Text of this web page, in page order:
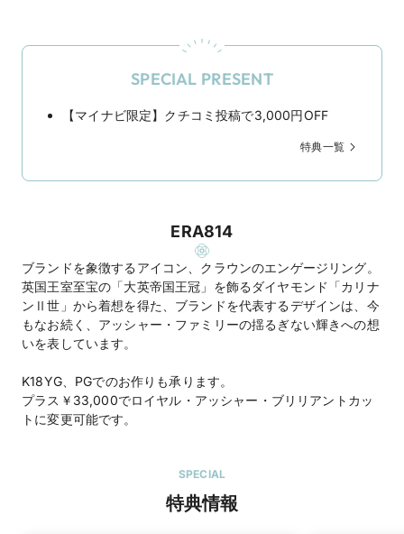
SPECIAL PRESENT
【マイナビ限定】クチコミ投稿で3,000円OFF
特典一覧
ERA814
ブランドを象徴するアイコン、クラウンのエンゲージリング。
英国王室至宝の「大英帝国王冠」を飾るダイヤモンド「カリナ
ンⅡ世」から着想を得た、ブランドを代表するデザインは、今
もなお続く、アッシャー・ファミリーの揺るぎない輝きへの想
いを表しています。
K18YG、PGでのお作りも承ります。
プラス￥33,000でロイヤル・アッシャー・ブリリアントカッ
トに変更可能です。
SPECIAL
特典情報